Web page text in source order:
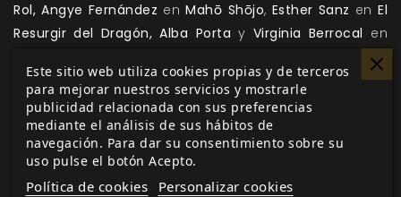
Rol, Angye Fernández enMahō Shōjo, Esther Sanz enEl
Resurgir del Dragón, Alba Portay Virginia Berrocal en
Para que las obras lleguen a nuestro idioma, la
traducción es fundamental, sin ellas no tendríamos la
oportunidad de disfrutar de grandes títulos en
español. Nombres como
Suns,Andrea IglesiasenMagia Insondable,
Este sitio web utiliza cookies propias y de terceros
para mejorar nuestros servicios y mostrarle
publicidad relacionada con sus preferencias
mediante el análisis de sus hábitos de
navegación. Para dar su consentimiento sobre su
uso pulse el botón Acepto.
Política de cookies Personalizar cookies